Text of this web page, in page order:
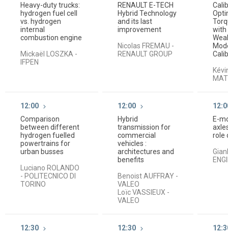
Heavy-duty trucks:
hydrogen fuel cell
vs. hydrogen
internal
combustion engine
Mickaël LOSZKA -
IFPEN
RENAULT E-TECH
Hybrid Technology
and its last
improvement
Nicolas FREMAU -
RENAULT GROUP
with
12:00
Comparison
between different
hydrogen fuelled
powertrains for
urban busses
Luciano ROLANDO
- POLITECNICO DI
TORINO
12:00
Hybrid
transmission for
commercial
vehicles :
architectures and
benefits
Benoist AUFFRAY -
VALEO
Loïc VASSIEUX -
VALEO
E-
role
12:30
12:30